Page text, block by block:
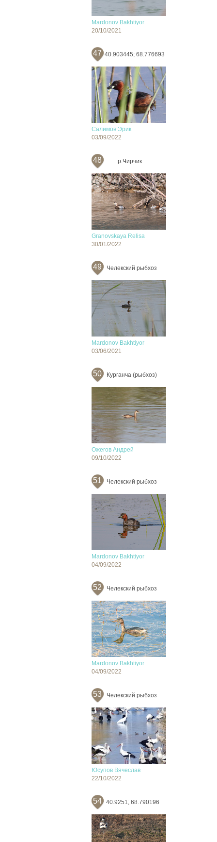
Mardonov Bakhtiyor
20/10/2021
47 40.903445; 68.776693
Салимов Эрик
03/09/2022
48 р.Чирчик
Granovskaya Relisa
30/01/2022
49 Челекский рыбхоз
Mardonov Bakhtiyor
03/06/2021
50 Курганча (рыбхоз)
Ожегов Андрей
09/10/2022
51 Челекский рыбхоз
Mardonov Bakhtiyor
04/09/2022
52 Челекский рыбхоз
Mardonov Bakhtiyor
04/09/2022
53 Челекский рыбхоз
Юсупов Вячеслав
22/10/2022
54 40.9251; 68.790196